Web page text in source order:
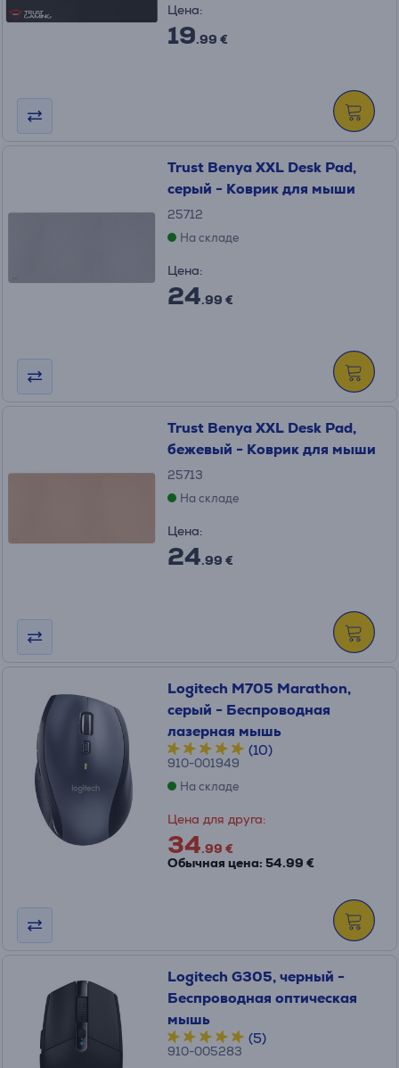
Цена:
19.99 €
Trust Benya XXL Desk Pad,
серый - Коврик для мыши
25712
На складе
Цена:
24.99 €
Trust Benya XXL Desk Pad,
бежевый - Коврик для мыши
25713
На складе
Цена:
24.99 €
Logitech M705 Marathon,
серый - Беспроводная
лазерная мышь
(10)
910-001949
На складе
Цена для друга:
34.99 €
Обычная цена: 54.99 €
Logitech G305, черный -
Беспроводная оптическая
мышь
(5)
910-005283